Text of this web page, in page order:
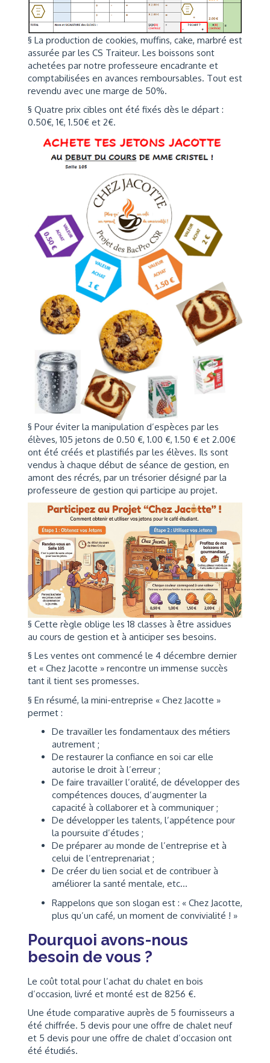
§ La production de cookies, muffins, cake, marbré est
assurée par les CS Traiteur. Les boissons sont
achetées par notre professeure encadrante et
comptabilisées en avances remboursables. Tout est
revendu avec une marge de 50%.
§ Quatre prix cibles ont été fixés dès le départ :
0.50€, 1€, 1.50€ et 2€.
§ Pour éviter la manipulation d’espèces par les
élèves, 105 jetons de 0.50 €, 1.00 €, 1.50 € et 2.00€
ont été créés et plastifiés par les élèves. Ils sont
vendus à chaque début de séance de gestion, en
amont des récrés, par un trésorier désigné par la
professeure de gestion qui participe au projet.
§ Cette règle oblige les 18 classes à être assidues
au cours de gestion et à anticiper ses besoins.
§ Les ventes ont commencé le 4 décembre dernier
et « Chez Jacotte » rencontre un immense succès
tant il tient ses promesses.
§ En résumé, la mini-entreprise « Chez Jacotte »
permet :
De travailler les fondamentaux des métiers
autrement ;
De restaurer la confiance en soi car elle
autorise le droit à l’erreur ;
De faire travailler l’oralité, de développer des
compétences douces, d’augmenter la
capacité à collaborer et à communiquer ;
De développer les talents, l’appétence pour
la poursuite d’études ;
De préparer au monde de l’entreprise et à
celui de l’entreprenariat ;
De créer du lien social et de contribuer à
améliorer la santé mentale, etc…
Rappelons que son slogan est : « Chez Jacotte,
plus qu’un café, un moment de convivialité ! »
Pourquoi avons-nous
besoin de vous ?
Le coût total pour l’achat du chalet en bois
d’occasion, livré et monté est de 8256 €.
Une étude comparative auprès de 5 fournisseurs a
été chiffrée. 5 devis pour une offre de chalet neuf
et 5 devis pour une offre de chalet d’occasion ont
été étudiés.